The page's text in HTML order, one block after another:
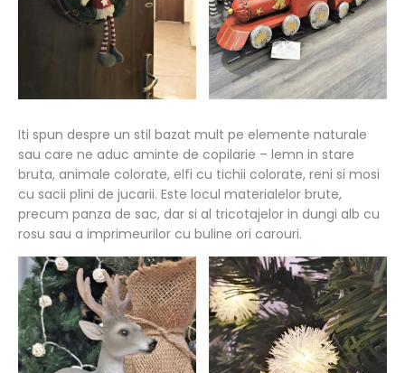
Iti spun despre un stil bazat mult pe elemente naturale
sau care ne aduc aminte de copilarie – lemn in stare
bruta, animale colorate, elfi cu tichii colorate, reni si mosi
cu sacii plini de jucarii. Este locul materialelor brute,
precum panza de sac, dar si al tricotajelor in dungi alb cu
rosu sau a imprimeurilor cu buline ori carouri.